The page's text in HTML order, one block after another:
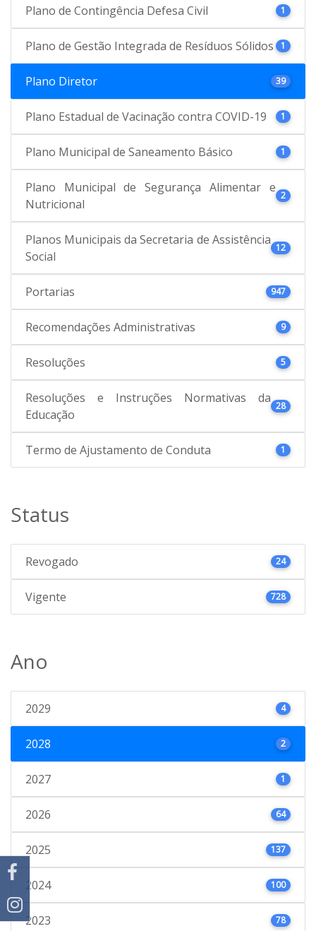
Plano de Contingência Defesa Civil 1
Plano de Gestão Integrada de Resíduos Sólidos 1
Plano Diretor 39
Plano Estadual de Vacinação contra COVID-19 1
Plano Municipal de Saneamento Básico 1
Plano Municipal de Segurança Alimentar e
Nutricional
2
Planos Municipais da Secretaria de Assistência
Social
12
Portarias 947
Recomendações Administrativas 9
Resoluções 5
Resoluções e Instruções Normativas da
Educação
28
Termo de Ajustamento de Conduta 1
Status
Revogado 24
Vigente 728
Ano
2029 4
2028 2
2027 1
2026 64
2025 137
2024 100
2023 78